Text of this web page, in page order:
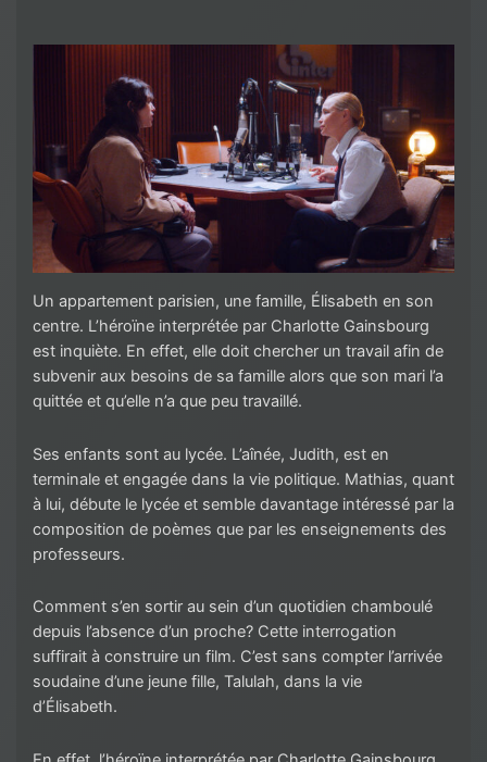
Un appartement parisien, une famille, Élisabeth en son
centre. L’héroïne interprétée par Charlotte Gainsbourg
est inquiète. En effet, elle doit chercher un travail afin de
subvenir aux besoins de sa famille alors que son mari l’a
quittée et qu’elle n’a que peu travaillé.
Ses enfants sont au lycée. L’aînée, Judith, est en
terminale et engagée dans la vie politique. Mathias, quant
à lui, débute le lycée et semble davantage intéressé par la
composition de poèmes que par les enseignements des
professeurs.
Comment s’en sortir au sein d’un quotidien chamboulé
depuis l’absence d’un proche? Cette interrogation
suffirait à construire un film. C’est sans compter l’arrivée
soudaine d’une jeune fille, Talulah, dans la vie
d’Élisabeth.